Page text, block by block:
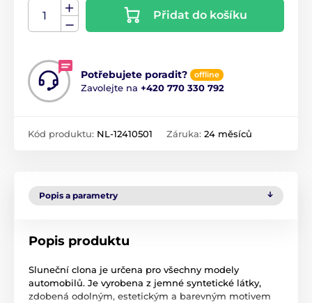
Přidat do košíku
Potřebujete poradit? offline
Zavolejte na +420 770 330 792
Kód produktu: NL-12410501 Záruka: 24 měsíců
Popis a parametry
Popis produktu
Sluneční clona je určena pro všechny modely
automobilů. Je vyrobena z jemné syntetické látky,
zdobená odolným, estetickým a barevným motivem